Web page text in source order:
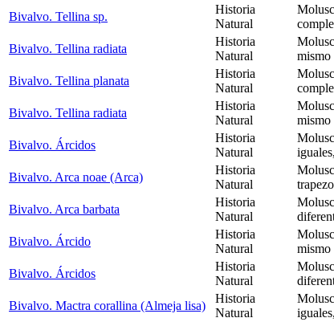
Bivalvo. Tellina sp.
Historia
Natural
Bivalvo. Tellina radiata
Historia
Natural
mismo
Bivalvo. Tellina planata
Historia
Natural
Bivalvo. Tellina radiata
Historia
Natural
mismo
Bivalvo. Árcidos
Historia
Natural
Bivalvo. Arca noae (Arca)
Historia
Natural
Bivalvo. Arca barbata
Historia
Natural
Bivalvo. Árcido
Historia
Natural
mismo
Bivalvo. Árcidos
Historia
Natural
Bivalvo. Mactra corallina (Almeja lisa)
Historia
Natural